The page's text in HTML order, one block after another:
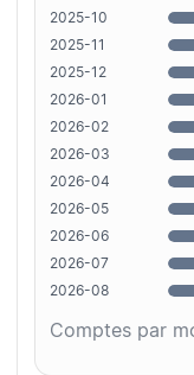
2025-10
2025-11
2025-12
2026-01
2026-02
2026-03
2026-04
2026-05
2026-06
2026-07
2026-08
Comptes par